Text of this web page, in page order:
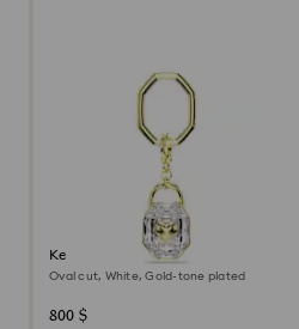
Key ring
Oval cut, White, Gold-tone plated
800 $